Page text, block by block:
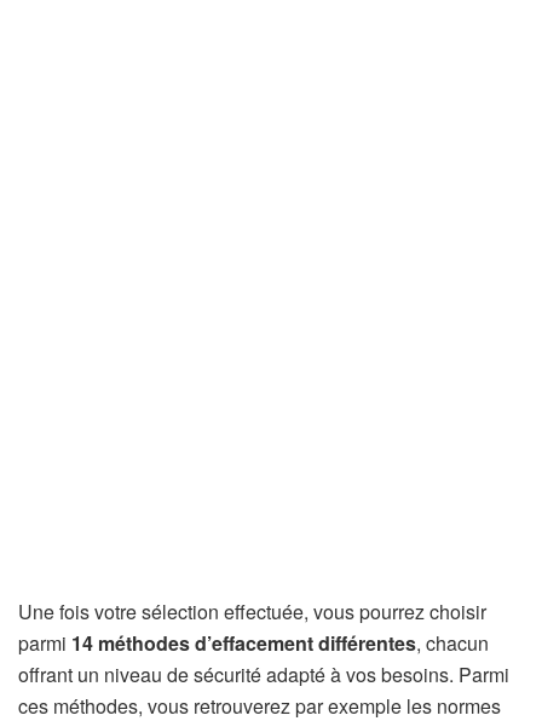
Une fois votre sélection effectuée, vous pourrez choisir
parmi 14 méthodes d’effacement différentes, chacun
offrant un niveau de sécurité adapté à vos besoins. Parmi
ces méthodes, vous retrouverez par exemple les normes